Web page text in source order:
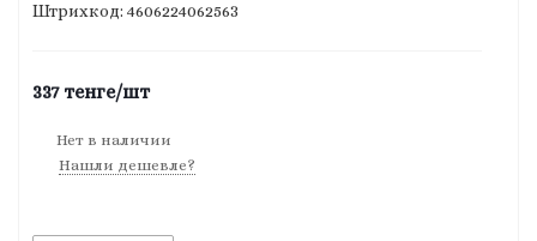
Штрихкод: 4606224062563
337тенге/шт
Нет в наличии
Нашли дешевле?